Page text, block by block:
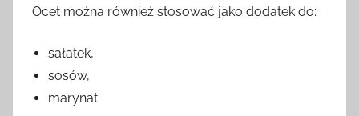
Ocet można również stosować jako dodatek do:
sałatek,
sosów,
marynat.